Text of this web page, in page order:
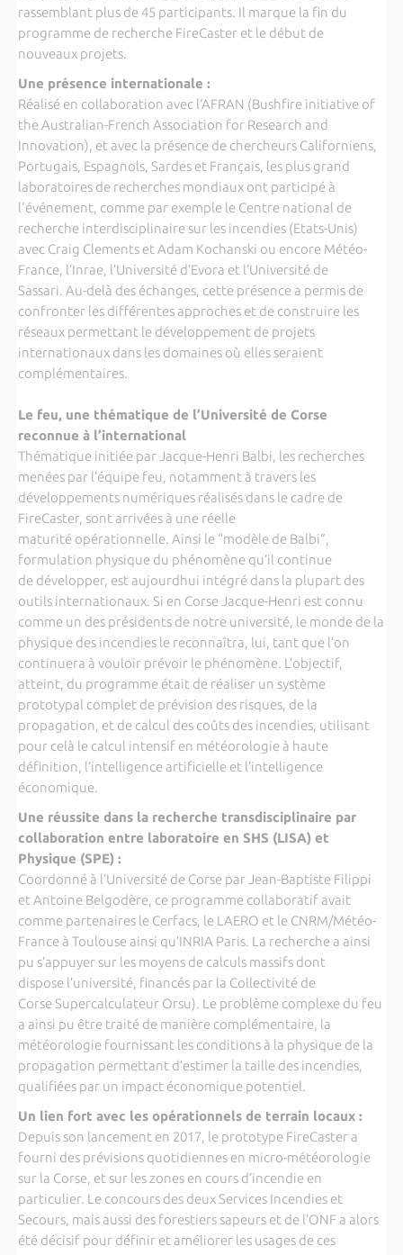
rassemblant plus de 45 participants. Il marque la fin du
programme de recherche FireCaster et le début de
nouveaux projets.
Une présence internationale :
Réalisé en collaboration avec l‘AFRAN (Bushfire initiative of
the Australian-French Association for Research and
Innovation), et avec la présence de chercheurs Californiens,
Portugais, Espagnols, Sardes et Français, les plus grand
laboratoires de recherches mondiaux ont participé à
l'événement, comme par exemple le Centre national de
recherche interdisciplinaire sur les incendies (Etats-Unis)
avec Craig Clements et Adam Kochanski ou encore Météo-
France, l’Inrae, l’Université d’Evora et l’Université de
Sassari. Au-delà des échanges, cette présence a permis de
confronter les différentes approches et de construire les
réseaux permettant le développement de projets
internationaux dans les domaines où elles seraient
complémentaires.
Le feu, une thématique de l’Université de Corse
reconnue à l’international
Thématique initiée par Jacque-Henri Balbi, les recherches
menées par l’équipe feu, notamment à travers les
développements numériques réalisés dans le cadre de
FireCaster, sont arrivées à une réelle
maturité opérationnelle. Ainsi le “modèle de Balbi”,
formulation physique du phénomène qu’il continue
de développer, est aujourdhui intégré dans la plupart des
outils internationaux. Si en Corse Jacque-Henri est connu
comme un des présidents de notre université, le monde de la
physique des incendies le reconnaîtra, lui, tant que l’on
continuera à vouloir prévoir le phénomène. L’objectif,
atteint, du programme était de réaliser un système
prototypal complet de prévision des risques, de la
propagation, et de calcul des coûts des incendies, utilisant
pour celà le calcul intensif en météorologie à haute
définition, l’intelligence artificielle et l’intelligence
économique.
Une réussite dans la recherche transdisciplinaire par
collaboration entre laboratoire en SHS (LISA) et
Physique (SPE) :
Coordonné à l’Université de Corse par Jean-Baptiste Filippi
et Antoine Belgodère, ce programme collaboratif avait
comme partenaires le Cerfacs, le LAERO et le CNRM/Météo-
France à Toulouse ainsi qu’INRIA Paris. La recherche a ainsi
pu s’appuyer sur les moyens de calculs massifs dont
dispose l’université, financés par la Collectivité de
Corse Supercalculateur Orsu). Le problème complexe du feu
a ainsi pu être traité de manière complémentaire, la
météorologie fournissant les conditions à la physique de la
propagation permettant d’estimer la taille des incendies,
qualifiées par un impact économique potentiel.
Un lien fort avec les opérationnels de terrain locaux :
Depuis son lancement en 2017, le prototype FireCaster a
fourni des prévisions quotidiennes en micro-météorologie
sur la Corse, et sur les zones en cours d’incendie en
particulier. Le concours des deux Services Incendies et
Secours, mais aussi des forestiers sapeurs et de l’ONF a alors
été décisif pour définir et améliorer les usages de ces